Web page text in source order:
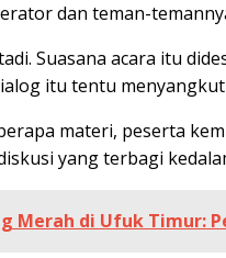
dan teman-
Suasana acara itu
itu tentu
materi, peserta
yang terbagi
Merah di Ufuk Timur: